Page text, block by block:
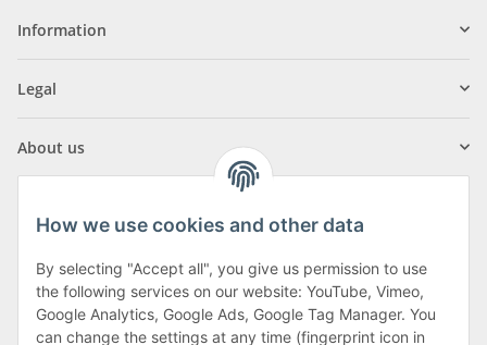
Information
Legal
About us
Klagenfurter Street 29
9556 Liebenfels
How we use cookies and other data
By selecting "Accept all", you give us permission to use
the following services on our website: YouTube, Vimeo,
Google Analytics, Google Ads, Google Tag Manager. You
can change the settings at any time (fingerprint icon in